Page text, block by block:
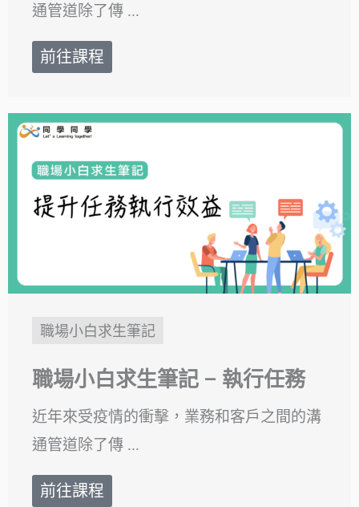
通管道除了傳 ...
前往課程
職場小白求生筆記
職場小白求生筆記 – 執行任務
近年來受疫情的衝擊，業務和客戶之間的溝
通管道除了傳 ...
前往課程